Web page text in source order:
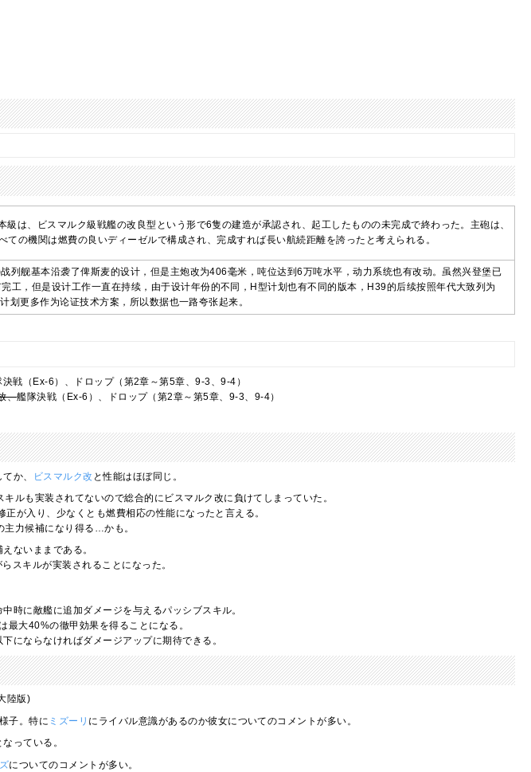
は、ビスマルク級戦艦の改良型という形で6隻の建造が承認され、起工したものの未完成で終わった。主砲は、
の機関は燃費の良いディーゼルで構成され、完成すれば長い航続距離を誇ったと考えられる。
列舰基本沿袭了俾斯麦的设计，但是主炮改为406毫米，吨位达到6万吨水平，动力系统也有改动。虽然兴登堡已
工，但是设计工作一直在持续，由于设计年份的不同，H型计划也有不同的版本，H39的后续按照年代大致列为
更多作为论证技术方案，所以数据也一路夸张起来。
決戦（Ex-6）、ドロップ（第2章～第5章、9-3、9-4）
、艦隊決戦（Ex-6）、ドロップ（第2章～第5章、9-3、9-4）
か、 ビスマルク改 と性能はほぼ同じ。
ルも実装されてないので総合的にビスマルク改に負けてしまっていた。
が入り、少なくとも燃費相応の性能になったと言える。
力候補になり得る…かも。
ないままである。
スキルが実装されることになった。
時に敵艦に追加ダメージを与えるパッシブスキル。
大40%の徹甲効果を得ることになる。
にならなければダメージアップに期待できる。
陸版)
子。特に ミズーリ にライバル意識があるのか彼女についてのコメントが多い。
っている。
についてのコメントが多い。